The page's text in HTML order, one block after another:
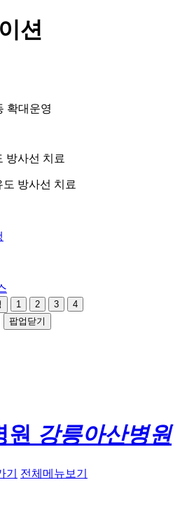
션
확대운영
방사선 치료
1 2 3 4
팝업닫기
강릉아산병원
기 전체메뉴보기